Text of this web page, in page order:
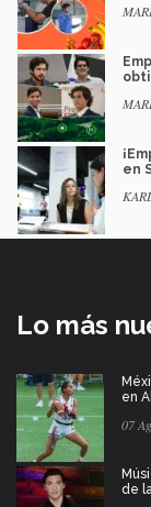
en
Lo más
en
07
de